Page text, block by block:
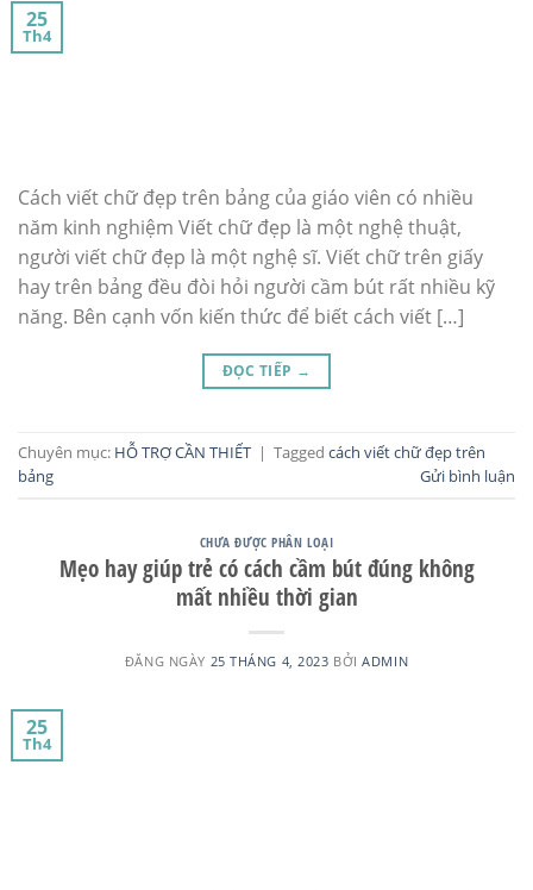
25
Th4
Cách viết chữ đẹp trên bảng của giáo viên có nhiều
năm kinh nghiệm Viết chữ đẹp là một nghệ thuật,
người viết chữ đẹp là một nghệ sĩ. Viết chữ trên giấy
hay trên bảng đều đòi hỏi người cầm bút rất nhiều kỹ
năng. Bên cạnh vốn kiến thức để biết cách viết […]
ĐỌC TIẾP →
Chuyên mục: HỖ TRỢ CẦN THIẾT | Tagged cách viết chữ đẹp trên
bảng
Gửi bình luận
CHƯA ĐƯỢC PHÂN LOẠI
Mẹo hay giúp trẻ có cách cầm bút đúng không
mất nhiều thời gian
ĐĂNG NGÀY 25 THÁNG 4, 2023 BỞIADMIN
25
Th4